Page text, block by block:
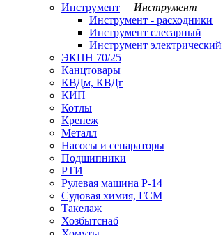
Инструмент
Инструмент
Инструмент - расходники
Инструмент слесарный
Инструмент электрический
ЭКПН 70/25
Канцтовары
КВДм, КВДг
КИП
Котлы
Крепеж
Металл
Насосы и сепараторы
Подшипники
РТИ
Рулевая машина Р-14
Судовая химия, ГСМ
Такелаж
Хозбытснаб